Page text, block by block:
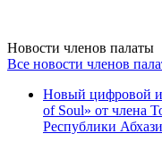
Новости членов палаты
Все новости членов
Новый цифровой
of Soul» от члена
Республики